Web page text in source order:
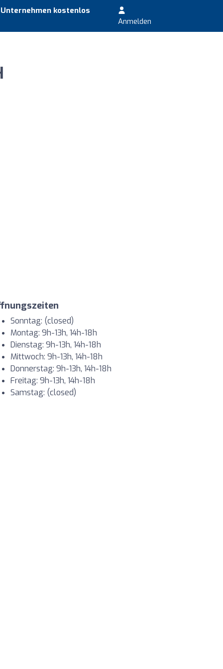
kostenlos
Anmelden
Sonntag: (closed)
Montag: 9h-13h, 14h-18h
Dienstag: 9h-13h, 14h-18h
Mittwoch: 9h-13h, 14h-18h
Donnerstag: 9h-13h, 14h-18h
Freitag: 9h-13h, 14h-18h
Samstag: (closed)